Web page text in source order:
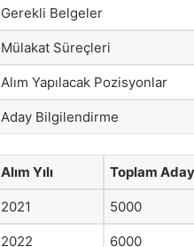
Gerekli Belgeler
Mülakat Süreçleri
Alım Yapılacak Pozisyonlar
Aday Bilgilendirme
Alım Yılı Toplam Aday
2021 5000
2022 6000